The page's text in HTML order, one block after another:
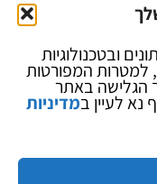
ובטכנולוגיות
למטרות המפורטות
הגלישה באתר
לעיין במדיניות
ומודדים
להגדלה